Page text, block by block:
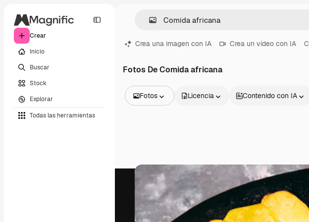
Crear
Inicio
Buscar
Stock
Explorar
Todas las herramientas
Crea una imagen con IA Crea un vídeo con IA
Fotos De Comida africana
Fotos
Vídeos
Clips de vídeo
Motion graphics
Plantillas de vídeos
Modelos 3D
Fuentes
Licencia Contenido con IA